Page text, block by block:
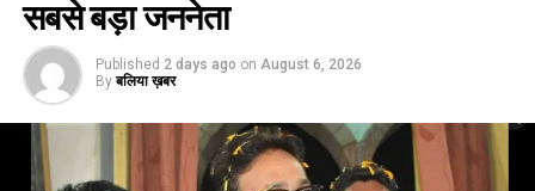
सबसे बड़ा जननेता
Published 2 days ago on August 6, 2026
By बलिया ख़बर